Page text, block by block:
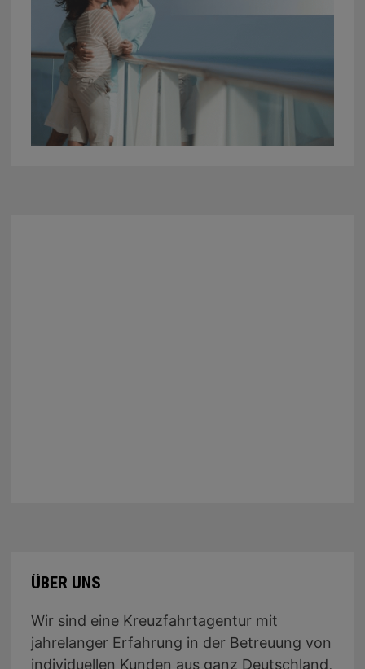
ÜBER UNS
Wir sind eine Kreuzfahrtagentur mit
jahrelanger Erfahrung in der Betreuung von
individuellen Kunden aus ganz Deutschland,